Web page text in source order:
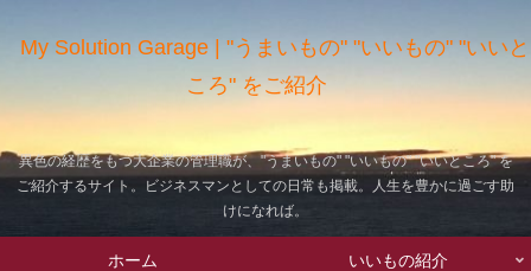
My Solution Garage | "うまいもの" "いいもの" "いいと
ころ" をご紹介
異色の経歴をもつ大企業の管理職が、"うまいもの" "いいもの" "いいところ" を
ご紹介するサイト。ビジネスマンとしての日常も掲載。人生を豊かに過ごす助
けになれば。
ホーム いいもの紹介